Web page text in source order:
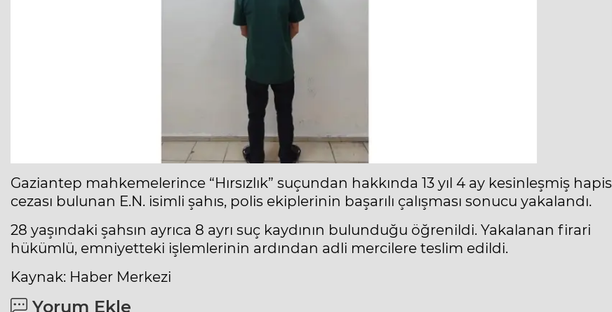
Gaziantep mahkemelerince “Hırsızlık” suçundan hakkında 13 yıl 4 ay kesinleşmiş hapis
cezası bulunan E.N. isimli şahıs, polis ekiplerinin başarılı çalışması sonucu yakalandı.
28 yaşındaki şahsın ayrıca 8 ayrı suç kaydının bulunduğu öğrenildi. Yakalanan firari
hükümlü, emniyetteki işlemlerinin ardından adli mercilere teslim edildi.
Kaynak: Haber Merkezi
Yorum Ekle